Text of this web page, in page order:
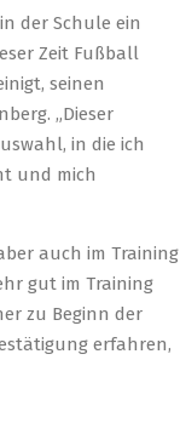
der Schule ein
Zeit Fußball
seinen
„Dieser
in die ich
und mich
auch im Training
gut im Training
zu Beginn der
erfahren,